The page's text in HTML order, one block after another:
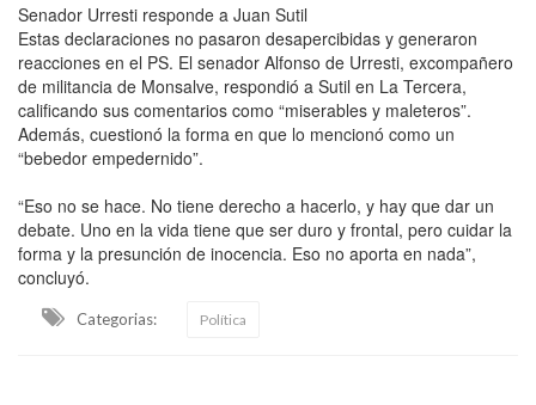
Senador Urresti responde a Juan Sutil
Estas declaraciones no pasaron desapercibidas y generaron
reacciones en el PS. El senador Alfonso de Urresti, excompañero
de militancia de Monsalve, respondió a Sutil en La Tercera,
calificando sus comentarios como “miserables y maleteros”.
Además, cuestionó la forma en que lo mencionó como un
“bebedor empedernido”.
“Eso no se hace. No tiene derecho a hacerlo, y hay que dar un
debate. Uno en la vida tiene que ser duro y frontal, pero cuidar la
forma y la presunción de inocencia. Eso no aporta en nada”,
concluyó.
Categorias: Política